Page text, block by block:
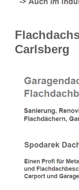
Carlsberg